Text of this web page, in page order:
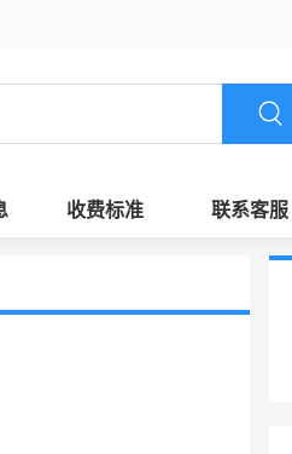
收费标准 联系客服